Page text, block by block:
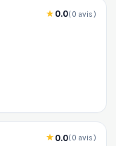
0.0(0 avis)
0.0(0 avis)